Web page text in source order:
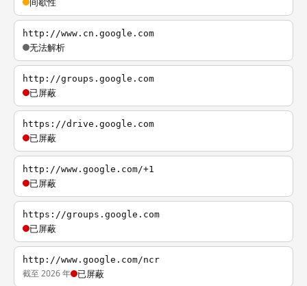
http://www.cn.google.com
无法解析
http://groups.google.com
已屏蔽
https://drive.google.com
已屏蔽
http://www.google.com/+1
已屏蔽
https://groups.google.com
已屏蔽
http://www.google.com/ncr
截至 2026 年 已屏蔽